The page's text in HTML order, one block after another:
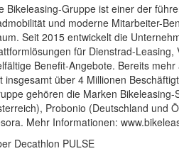
Bikeleasing-Gruppe ist einer der
und moderne Mitarbeiter-
Seit 2015 entwickelt die
für Dienstrad-Leasing,
Benefit-Angebote. Bereits
insgesamt über 4 Millionen
gehören die Marken Bikeleasing-
Probonio (Deutschland und
Mehr Informationen:
Decathlon PULSE